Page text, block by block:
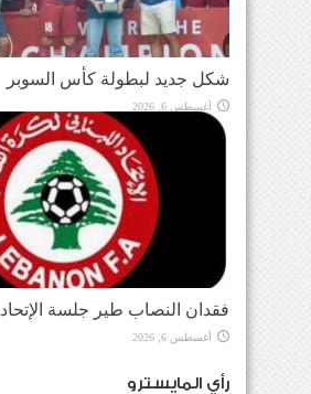
شكل جديد لبطولة كأس السوبر
أغسطس 6, 2026
فقدان النصاب طير جلسة الإتحاد
أغسطس 6, 2026
رأي المايسترو